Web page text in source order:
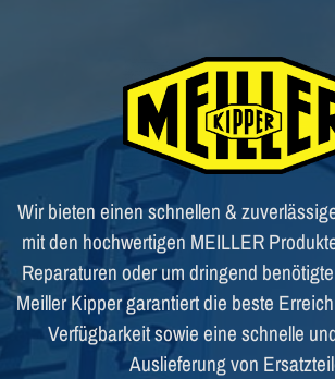
Wir bieten einen schnellen &
mit den hochwertigen MEILLER
Reparaturen oder um dringend
Meiller Kipper garantiert die beste
Verfügbarkeit sowie eine schnelle
Auslieferung von